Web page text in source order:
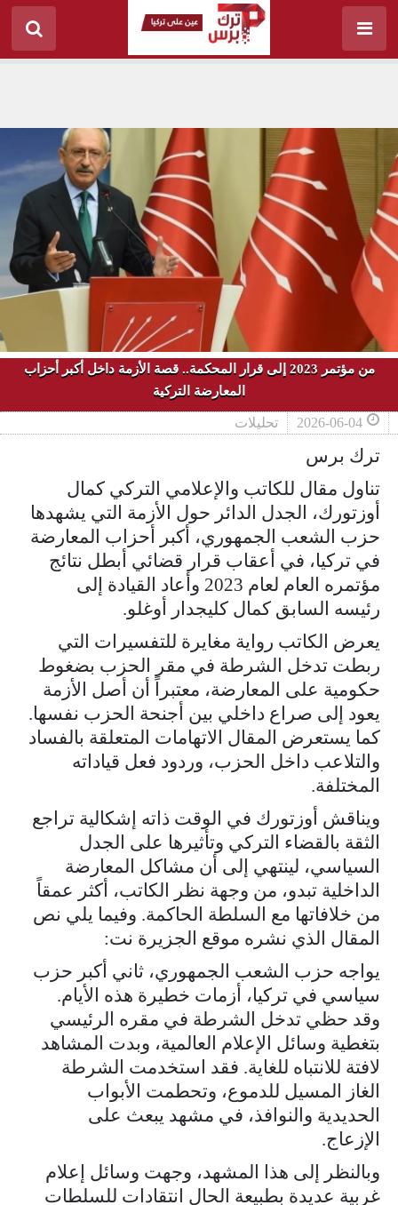
من مؤتمر 2023 إلى قرار المحكمة.. قصة الأزمة داخل أكبر أحزاب
المعارضة التركية
2026-06-04 تحليلات
ترك برس
تناول مقال للكاتب والإعلامي التركي كمال
أوزتورك، الجدل الدائر حول الأزمة التي يشهدها
حزب الشعب الجمهوري، أكبر أحزاب المعارضة
في تركيا، في أعقاب قرار قضائي أبطل نتائج
مؤتمره العام لعام 2023 وأعاد القيادة إلى
رئيسه السابق كمال كليجدار أوغلو.
يعرض الكاتب رواية مغايرة للتفسيرات التي
ربطت تدخل الشرطة في مقر الحزب بضغوط
حكومية على المعارضة، معتبراً أن أصل الأزمة
يعود إلى صراع داخلي بين أجنحة الحزب نفسها.
كما يستعرض المقال الاتهامات المتعلقة بالفساد
والتلاعب داخل الحزب، وردود فعل قياداته
المختلفة.
ويناقش أوزتورك في الوقت ذاته إشكالية تراجع
الثقة بالقضاء التركي وتأثيرها على الجدل
السياسي، لينتهي إلى أن مشاكل المعارضة
الداخلية تبدو، من وجهة نظر الكاتب، أكثر عمقاً
من خلافاتها مع السلطة الحاكمة. وفيما يلي نص
المقال الذي نشره موقع الجزيرة نت:
يواجه حزب الشعب الجمهوري، ثاني أكبر حزب
سياسي في تركيا، أزمات خطيرة هذه الأيام.
وقد حظي تدخل الشرطة في مقره الرئيسي
بتغطية وسائل الإعلام العالمية، وبدت المشاهد
لافتة للانتباه للغاية. فقد استخدمت الشرطة
الغاز المسيل للدموع، وتحطمت الأبواب
الحديدية والنوافذ، في مشهد يبعث على
الإزعاج.
وبالنظر إلى هذا المشهد، وجهت وسائل إعلام
غربية عديدة بطبيعة الحال انتقادات للسلطات